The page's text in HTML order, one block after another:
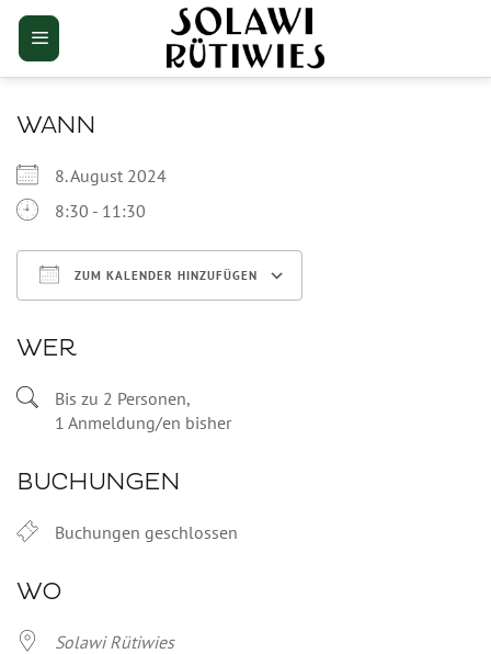
Zum
Inhalt
springen
WANN
8. August 2024
8:30 - 11:30
ZUM KALENDER HINZUFÜGEN
WER
Bis zu 2 Personen,
1 Anmeldung/en bisher
BUCHUNGEN
Buchungen geschlossen
WO
Solawi Rütiwies